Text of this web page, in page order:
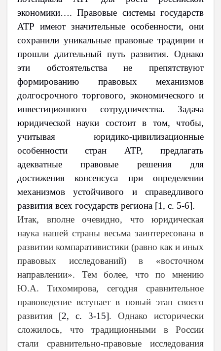
экономики…. Правовые системы государств
АТР имеют значительные особенности, они
сохранили уникальные правовые традиции и
прошли длительный путь развития. Однако
эти обстоятельства не препятствуют
формированию правовых механизмов
долгосрочного торгового, экономического и
инвестиционного сотрудничества. Задача
юридической науки состоит в том, чтобы,
учитывая юридико-цивилизационные
особенности стран АТР, предлагать
адекватные правовые решения для
достижения консенсуса при определении
механизмов устойчивого и справедливого
развития всех государств региона [1, c. 5-6].
Итак, вполне очевидно, что юридическая
наука нашей страны весьма заинтересована в
развитии компаративистики (равно как и иных
правовых исследований) в «восточном
направлении». Тем более, что по мнению
Ю.А.
Тихомирова, сегодня сравнительное
правоведение вступает в новый этап своего
развития
[2, c. 3-15]. Однако исторически
сложилось, что традиционными в России
стали сравнительно-правовые исследования